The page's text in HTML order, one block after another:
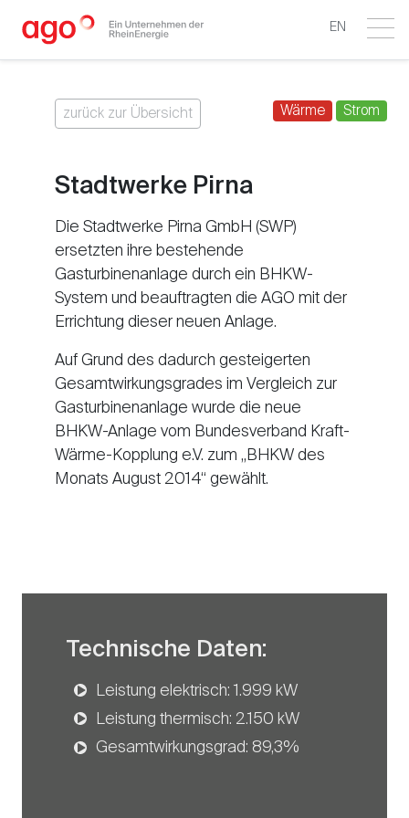
EN
zurück zur Übersicht Wärme Strom
Stadtwerke Pirna
Die Stadtwerke Pirna GmbH (SWP)
ersetzten ihre bestehende
Gasturbinenanlage durch ein BHKW-
System und beauftragten die AGO mit der
Errichtung dieser neuen Anlage.
Auf Grund des dadurch gesteigerten
Gesamtwirkungsgrades im Vergleich zur
Gasturbinenanlage wurde die neue
BHKW-Anlage vom Bundesverband Kraft-
Wärme-Kopplung e.V. zum „BHKW des
Monats August 2014“ gewählt.
Technische Daten:
Leistung elektrisch: 1.999 kW
Leistung thermisch: 2.150 kW
Gesamtwirkungsgrad: 89,3%